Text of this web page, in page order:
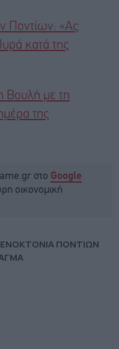
Ποντίων: «Ας
κατά της
Βουλή με τη
της
στο Google
οικονομική
ΠΟΝΤΙΩΝ